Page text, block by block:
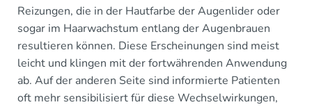
Reizungen, die in der Hautfarbe der Augenlider oder
sogar im Haarwachstum entlang der Augenbrauen
resultieren können. Diese Erscheinungen sind meist
leicht und klingen mit der fortwährenden Anwendung
ab. Auf der anderen Seite sind informierte Patienten
oft mehr sensibilisiert für diese Wechselwirkungen,